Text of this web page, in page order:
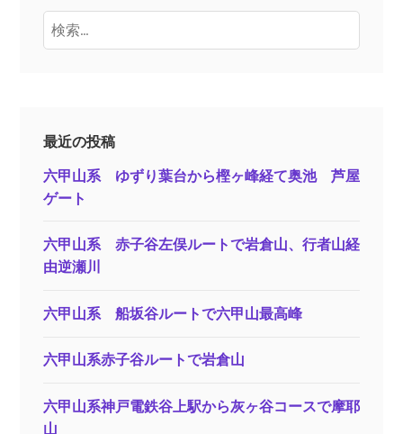
検
索:
最近の投稿
六甲山系 ゆずり葉台から樫ヶ峰経て奥池 芦屋
ゲート
六甲山系 赤子谷左俣ルートで岩倉山、行者山経
由逆瀬川
六甲山系 船坂谷ルートで六甲山最高峰
六甲山系赤子谷ルートで岩倉山
六甲山系神戸電鉄谷上駅から灰ヶ谷コースで摩耶
山